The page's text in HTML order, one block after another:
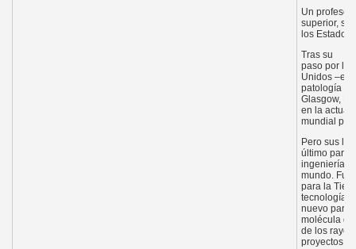
Un profesor
superior, se
los Estados
Tras su
paso por
Unidos –en
patología
Glasgow,
en la
mundial
Pero sus
último
ingeniería
mundo. Fue
para la
tecnología
nuevo para
molécula
de los
proyectos